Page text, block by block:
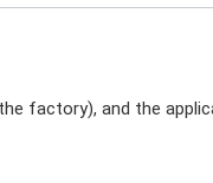
factory), and the